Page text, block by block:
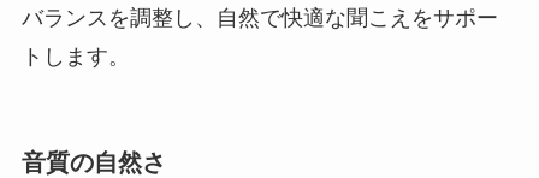
バランスを調整し、自然で快適な聞こえをサポー
トします。
音質の自然さ